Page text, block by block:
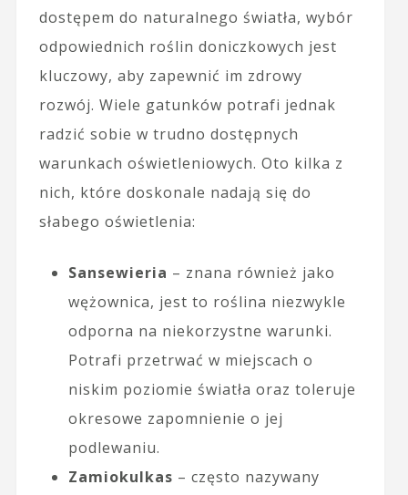
dostępem do naturalnego światła, wybór
odpowiednich roślin doniczkowych jest
kluczowy, aby zapewnić im zdrowy
rozwój. Wiele gatunków potrafi jednak
radzić sobie w trudno dostępnych
warunkach oświetleniowych. Oto kilka z
nich, które doskonale nadają się do
słabego oświetlenia:
Sansewieria – znana również jako
wężownica, jest to roślina niezwykle
odporna na niekorzystne warunki.
Potrafi przetrwać w miejscach o
niskim poziomie światła oraz toleruje
okresowe zapomnienie o jej
podlewaniu.
Zamiokulkas – często nazywany